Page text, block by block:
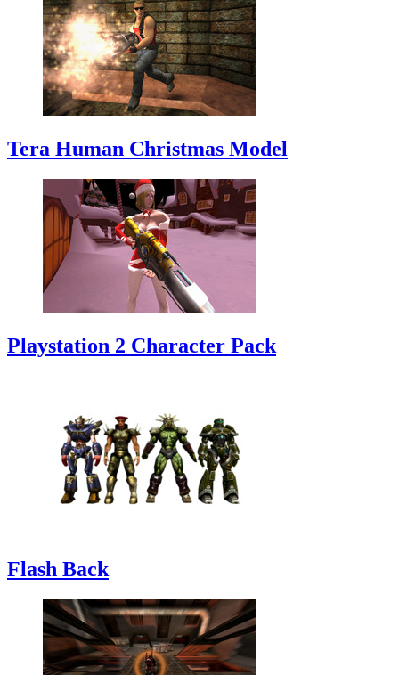
Tera Human Christmas Model
Playstation 2 Character Pack
Flash Back